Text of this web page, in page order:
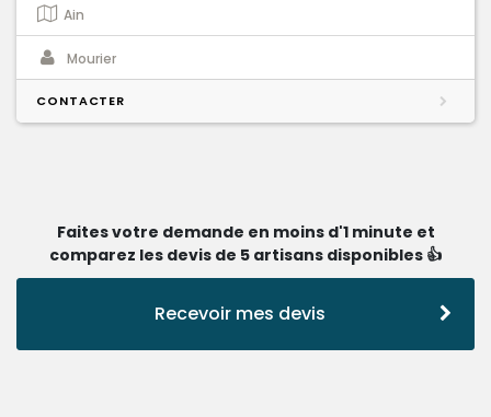
Ain
Mourier
CONTACTER
Faites votre demande en moins d'1 minute et
comparez les devis de 5 artisans disponibles 👍
Recevoir mes devis